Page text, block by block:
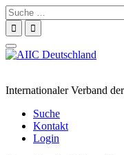
Suche
nach:
Navigation
umschalten
Internationaler Verband
Suche
Kontakt
Login